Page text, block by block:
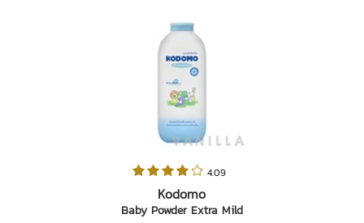
4.09
Kodomo
Baby Powder Extra Mild